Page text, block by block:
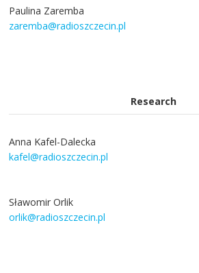
Paulina Zaremba
zaremba@radioszczecin.pl
Research
Anna Kafel-Dalecka
kafel@radioszczecin.pl
Sławomir Orlik
orlik@radioszczecin.pl